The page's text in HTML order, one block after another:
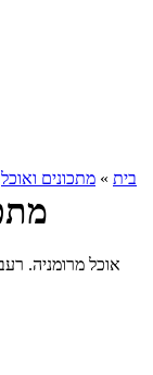
בית » מתכונים ואוכל
אוכל מרומניה.